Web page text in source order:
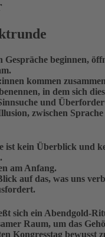
Gespräche beginnen,
kommen
in dem sich
und
zwischen
ist kein Überblick und
am Anfang.
auf das, was uns
sich ein Abendgold-
Raum, um das
Kongresstag bewusst